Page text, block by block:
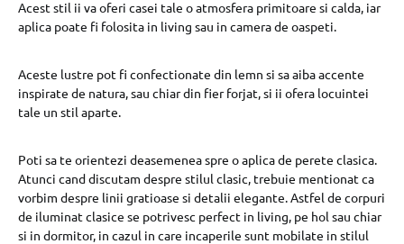
Acest stil ii va oferi casei tale o atmosfera primitoare si calda, iar
aplica poate fi folosita in living sau in camera de oaspeti.
Aceste lustre pot fi confectionate din lemn si sa aiba accente
inspirate de natura, sau chiar din fier forjat, si ii ofera locuintei
tale un stil aparte.
Poti sa te orientezi deasemenea spre o aplica de perete clasica.
Atunci cand discutam despre stilul clasic, trebuie mentionat ca
vorbim despre linii gratioase si detalii elegante. Astfel de corpuri
de iluminat clasice se potrivesc perfect in living, pe hol sau chiar
si in dormitor, in cazul in care incaperile sunt mobilate in stilul